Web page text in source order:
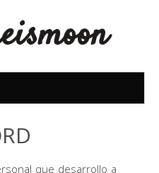
que desarrollo a